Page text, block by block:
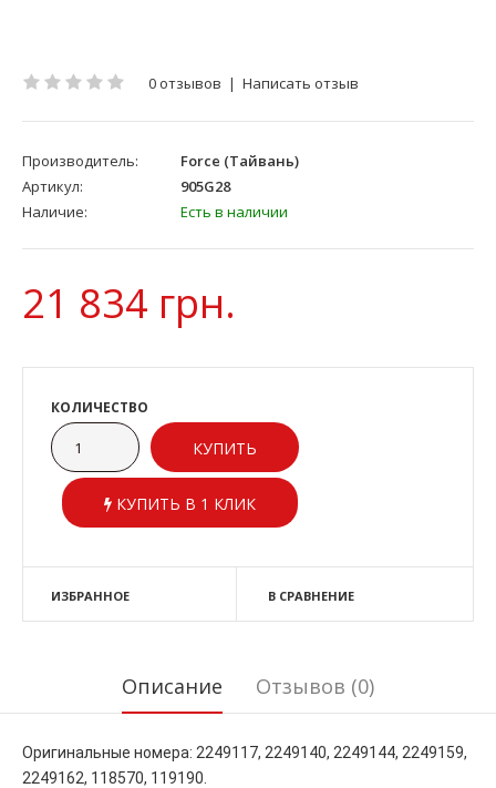
0 отзывов | Написать отзыв
Производитель:
Force (Тайвань)
Артикул:
905G28
Наличие:
Есть в наличии
21 834 грн.
КОЛИЧЕСТВО
КУПИТЬ В 1 КЛИК
ИЗБРАННОЕ В СРАВНЕНИЕ
Описание Отзывов (0)
Оригинальные номера: 2249117, 2249140, 2249144, 2249159,
2249162, 118570, 119190.